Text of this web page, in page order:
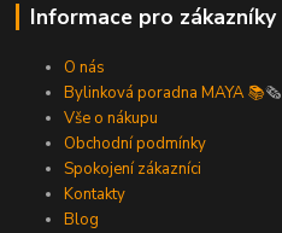
Informace pro zákazníky
O nás
Bylinková poradna MAYA 📚🗞️
Vše o nákupu
Obchodní podmínky
Spokojení zákazníci
Kontakty
Blog